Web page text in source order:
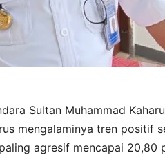
Sultan Muhammad
mengalaminya tren positif
agresif mencapai 20,80